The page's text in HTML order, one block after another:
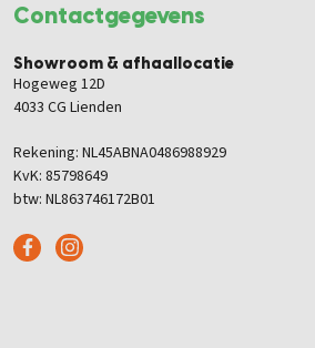
Contactgegevens
Showroom & afhaallocatie
Hogeweg 12D
4033 CG Lienden
Rekening: NL45ABNA0486988929
KvK: 85798649
btw: NL863746172B01